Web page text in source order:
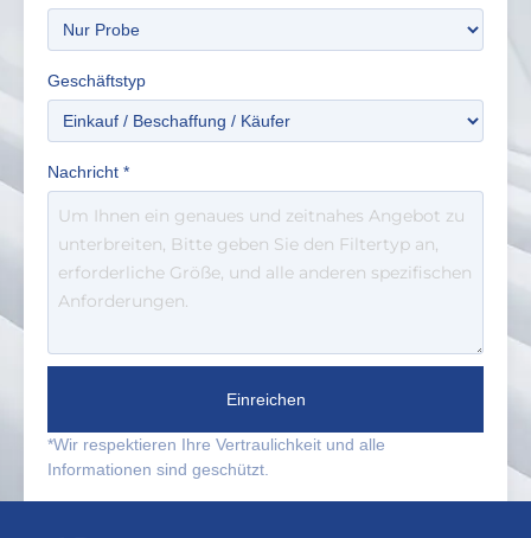
Geschäftstyp
Nachricht *
Einreichen
*Wir respektieren Ihre Vertraulichkeit und alle
Informationen sind geschützt.